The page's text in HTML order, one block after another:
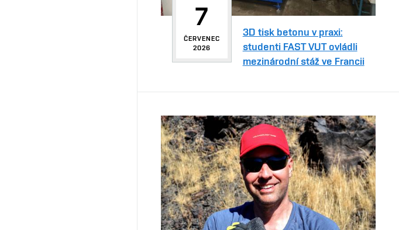
7
ČERVENEC
2026
3D tisk betonu v praxi:
studenti FAST VUT ovládli
mezinárodní stáž ve Francii